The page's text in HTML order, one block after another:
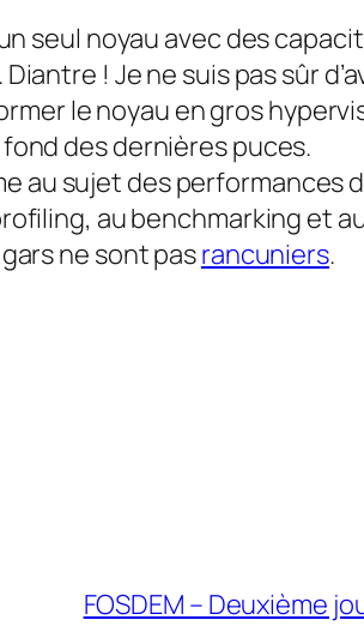
seul noyau avec des
! Je ne suis pas sûr
le noyau en gros
des dernières puces.
au sujet des performances
au benchmarking et
ne sont pasrancuniers.
FOSDEM – Deuxième